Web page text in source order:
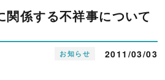
関係する不祥事について
お知らせ 2011/03/03